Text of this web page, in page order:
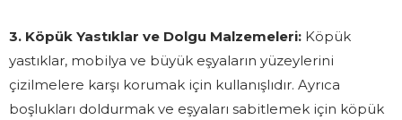
3. Köpük Yastıklar ve Dolgu Malzemeleri: Köpük
yastıklar, mobilya ve büyük eşyaların yüzeylerini
çizilmelere karşı korumak için kullanışlıdır. Ayrıca
boşlukları doldurmak ve eşyaları sabitlemek için köpük